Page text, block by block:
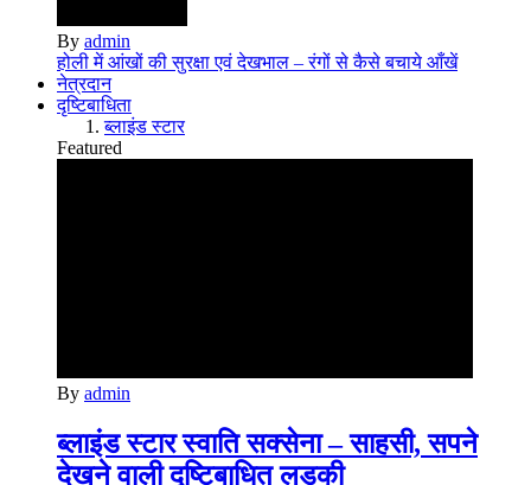
By admin
होली में आंखों की सुरक्षा एवं देखभाल – रंगों से कैसे बचाये आँखें
नेत्रदान
दृष्टिबाधिता
ब्लाइंड स्टार
Featured
By admin
ब्लाइंड स्टार स्वाति सक्सेना – साहसी, सपने
देखने वाली दृष्टिबाधित लड़की